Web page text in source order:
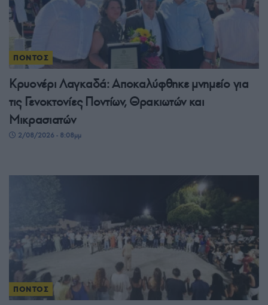
ΠΟΝΤΟΣ
Κρυονέρι Λαγκαδά: Αποκαλύφθηκε μνημείο για
τις Γενοκτονίες Ποντίων, Θρακιωτών και
Μικρασιατών
2/08/2026 - 8:08μμ
ΠΟΝΤΟΣ